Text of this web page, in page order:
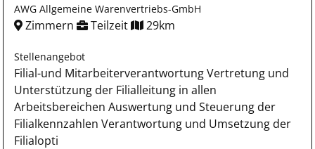
AWG Allgemeine Warenvertriebs-GmbH
Zimmern Teilzeit 29km
Stellenangebot
Filial-und Mitarbeiterverantwortung Vertretung und
Unterstützung der Filialleitung in allen
Arbeitsbereichen Auswertung und Steuerung der
Filialkennzahlen Verantwortung und Umsetzung der
Filialopti